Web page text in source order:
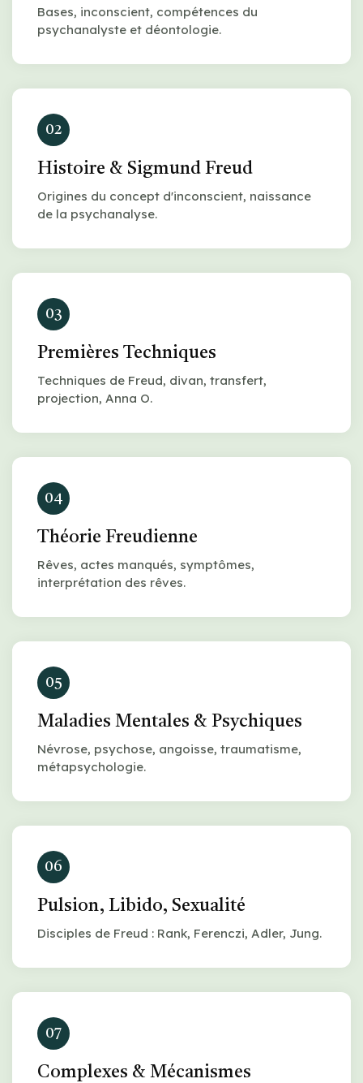
Bases, inconscient, compétences du
psychanalyste et déontologie.
02
Histoire & Sigmund Freud
Origines du concept d'inconscient, naissance
de la psychanalyse.
03
Premières Techniques
Techniques de Freud, divan, transfert,
projection, Anna O.
04
Théorie Freudienne
Rêves, actes manqués, symptômes,
interprétation des rêves.
05
Maladies Mentales & Psychiques
Névrose, psychose, angoisse, traumatisme,
métapsychologie.
06
Pulsion, Libido, Sexualité
Disciples de Freud : Rank, Ferenczi, Adler, Jung.
07
Complexes & Mécanismes